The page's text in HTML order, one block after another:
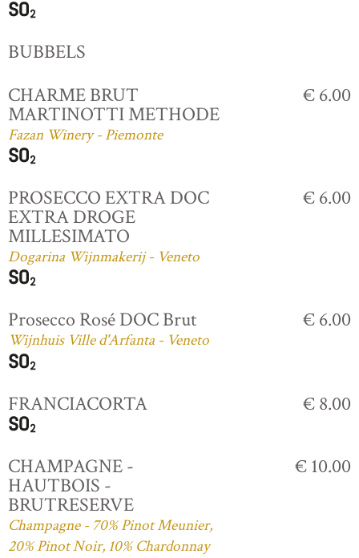
BUBBELS
CHARME BRUT
MARTINOTTI METHODE
Fazan Winery - Piemonte
€ 6.00
PROSECCO EXTRA DOC
EXTRA DROGE
MILLESIMATO
Dogarina Wijnmakerij - Veneto
€ 6.00
Prosecco Rosé DOC Brut
Wijnhuis Ville d'Arfanta - Veneto
€ 6.00
FRANCIACORTA € 8.00
CHAMPAGNE -
HAUTBOIS -
BRUTRESERVE
Champagne - 70% Pinot Meunier,
20% Pinot Noir, 10% Chardonnay
€ 10.00